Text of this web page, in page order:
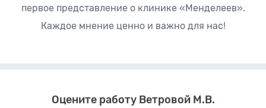
первое представление о клинике «Менделеев».
Каждое мнение ценно и важно для нас!
Оцените работу Ветровой М.В.